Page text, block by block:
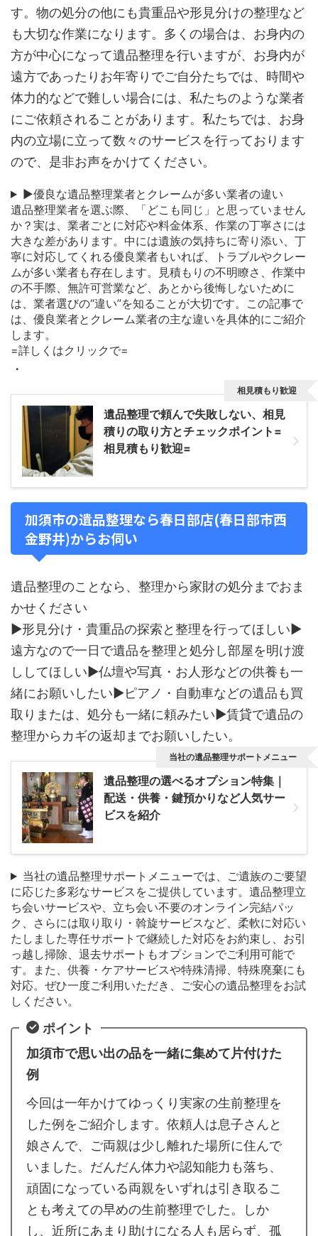
す。物の処分の他にも貴重品や形見分けの整理など
も大切な作業になります。多くの場合は、お身内の
方が中心になって遺品整理を行いますが、お身内が
遠方であったりお年寄りでご自分たちでは、時間や
体力的などで難しい場合には、私たちのような業者
にご依頼されることがあります。私たちでは、お身
内の立場に立って数々のサービスを行っております
ので、是非お声をかけてください。
▶優良な遺品整理業者とクレームが多い業者の違い
遺品整理業者を選ぶ際、「どこも同じ」と思っていません
か？実は、業者ごとに対応や料金体系、作業の丁寧さには
大きな差があります。中には遺族の気持ちに寄り添い、丁
寧に対応してくれる優良業者もいれば、トラブルやクレー
ムが多い業者も存在します。見積もりの不明瞭さ、作業中
の不手際、無許可営業など、あとから後悔しないために
は、業者選びの“違い”を知ることが大切です。この記事で
は、優良業者とクレーム業者の主な違いを具体的にご紹介
します。
=詳しくはクリックで=
・
遺品整理で頼んで失敗しない、相見
積りの取り方とチェックポイント=
相見積もり歓迎=
相見積もり歓迎
加須市の遺品整理なら春日部店(春日部市西
金野井)からお伺い
遺品整理のことなら、整理から家財の処分までおま
かせください
▶形見分け・貴重品の探索と整理を行ってほしい▶
遠方なので一日で遺品を整理と処分し部屋を明け渡
ししてほしい▶仏壇や写真・お人形などの供養も一
緒にお願いしたい▶ピアノ・自動車などの遺品も買
取りまたは、処分も一緒に頼みたい▶賃貸で遺品の
整理からカギの返却までお願いしたい。
遺品整理の選べるオプション特集｜
配送・供養・鍵預かりなど人気サー
ビスを紹介
当社の遺品整理サポートメニュー
当社の遺品整理サポートメニューでは、ご遺族のご要望
に応じた多彩なサービスをご提供しています。遺品整理立
ち会いサービスや、立ち会い不要のオンライン完結パッ
ク、さらには取り取り・斡旋サービスなど、柔軟に対応い
たしました専任サポートで継続した対応をお約束し、お引
っ越し掃除、退去サポートもオプションでご利用可能で
す。また、供養・ケアサービスや特殊清掃、特殊廃棄にも
対応。ぜひ一度ご利用いただき、ご安心の遺品整理をお試
しください。
ポイント
加須市で思い出の品を一緒に集めて片付けた
例
今回は一年かけてゆっくり実家の生前整理を
した例をご紹介します。依頼人は息子さんと
娘さんで、ご両親は少し離れた場所に住んで
いました。だんだん体力や認知能力も落ち、
頑固になっている両親をいずれは引き取るこ
とも考えての早めの生前整理でした。しか
し、近所にあまり助けになる人も居らず、孤